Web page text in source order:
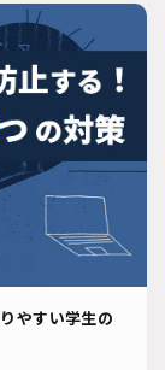
やすい学生の